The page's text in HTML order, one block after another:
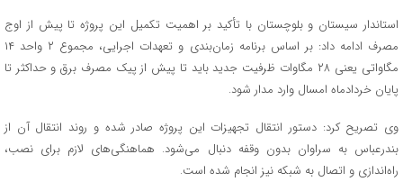
استاندار سیستان و بلوچستان با تأکید بر اهمیت تکمیل این پروژه تا پیش از اوج
مصرف ادامه داد: بر اساس برنامه زمان‌بندی و تعهدات اجرایی، مجموع ۲ واحد ۱۴
مگاواتی یعنی ۲۸ مگاوات ظرفیت جدید باید تا پیش از پیک مصرف برق و حداکثر تا
پایان خردادماه امسال وارد مدار شود.
وی تصریح کرد: دستور انتقال تجهیزات این پروژه صادر شده و روند انتقال آن از
بندرعباس به سراوان بدون وقفه دنبال می‌شود. هماهنگی‌های لازم برای نصب،
راه‌اندازی و اتصال به شبکه نیز انجام شده است.